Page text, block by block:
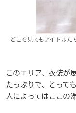
どこを見てもアイドル
このエリア、衣装が
たっぷりで、とって
人によってはここの